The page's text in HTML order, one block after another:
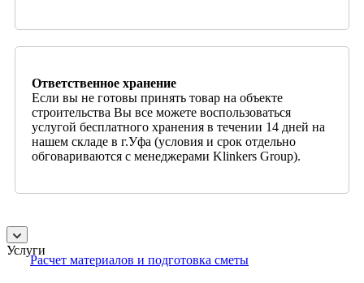
Ответственное хранение
Если вы не готовы принять товар на объекте
строительства Вы все можете воспользоваться
услугой бесплатного хранения в течении 14 дней на
нашем складе в г.Уфа (условия и срок отдельно
обговариваются с менеджерами Klinkers Group).
Услуги
Расчет материалов и подготовка сметы